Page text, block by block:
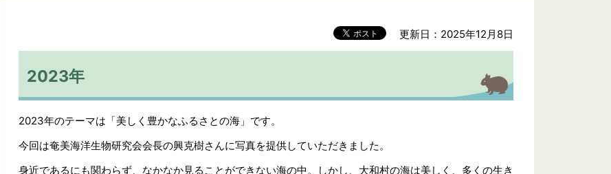
更新日：2025年12月8日
2023年
2023年のテーマは「美しく豊かなふるさとの海」です。
今回は奄美海洋生物研究会会長の興克樹さんに写真を提供していただきました。
身近であるにも関わらず、なかなか見ることができない海の中。しかし、大和村の海は美しく、多くの生き